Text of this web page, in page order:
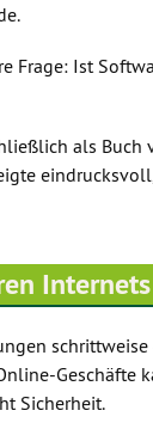
Ist
als
Internets
Geschäfte
Sicherheit.